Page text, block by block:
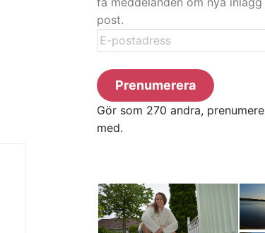
post.
E-
postadress
Prenumerera
Gör som 270 andra,
med.